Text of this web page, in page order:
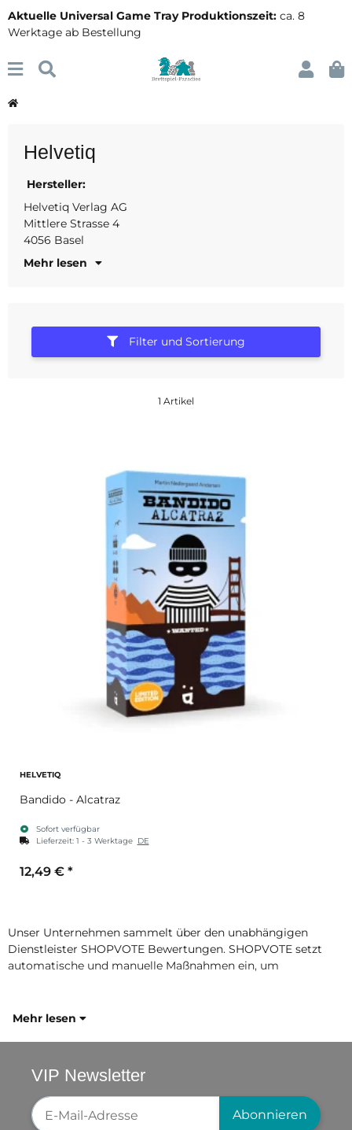
Aktuelle Universal Game Tray Produktionszeit: ca. 8
Werktage ab Bestellung
Helvetiq
Hersteller:
Helvetiq Verlag AG
Mittlere Strasse 4
4056 Basel
Mehr lesen
Filter und Sortierung
1 Artikel
HELVETIQ
Bandido - Alcatraz
Sofort verfügbar
Lieferzeit: 1 - 3 Werktage DE
12,49 € *
Unser Unternehmen sammelt über den unabhängigen
Dienstleister SHOPVOTE Bewertungen. SHOPVOTE setzt
automatische und manuelle Maßnahmen ein, um
Mehr lesen
VIP Newsletter
Newsletter-Registrierung
Abonnieren